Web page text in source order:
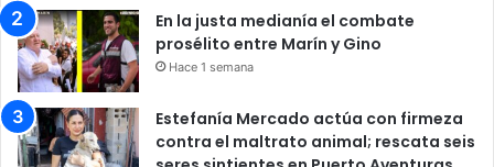
En la justa medianía el combate
prosélito entre Marín y Gino
Hace 1 semana
Estefanía Mercado actúa con firmeza
contra el maltrato animal; rescata seis